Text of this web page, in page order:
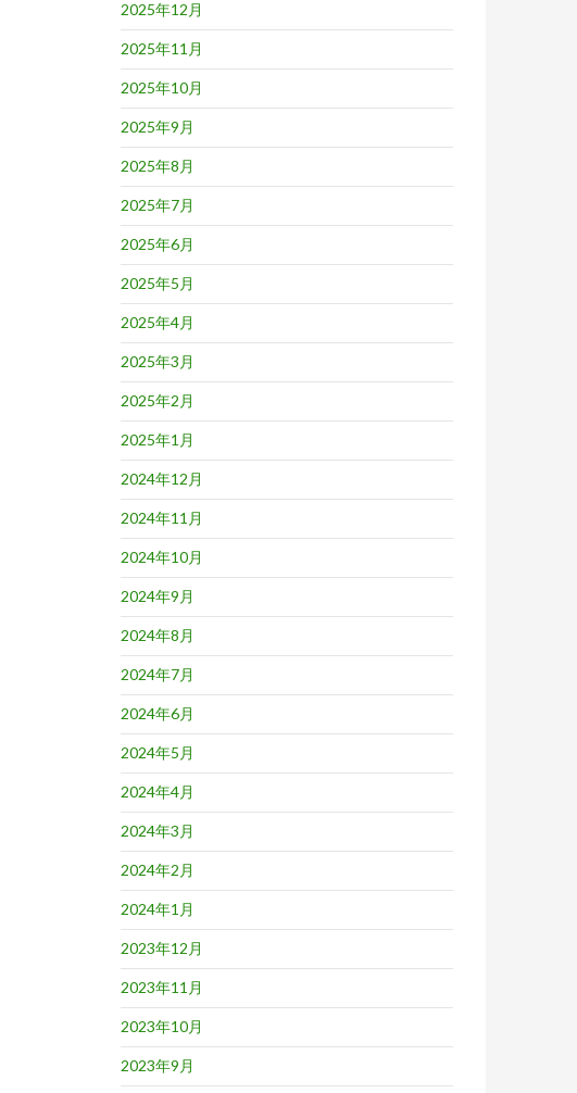
2025年12月
2025年11月
2025年10月
2025年9月
2025年8月
2025年7月
2025年6月
2025年5月
2025年4月
2025年3月
2025年2月
2025年1月
2024年12月
2024年11月
2024年10月
2024年9月
2024年8月
2024年7月
2024年6月
2024年5月
2024年4月
2024年3月
2024年2月
2024年1月
2023年12月
2023年11月
2023年10月
2023年9月